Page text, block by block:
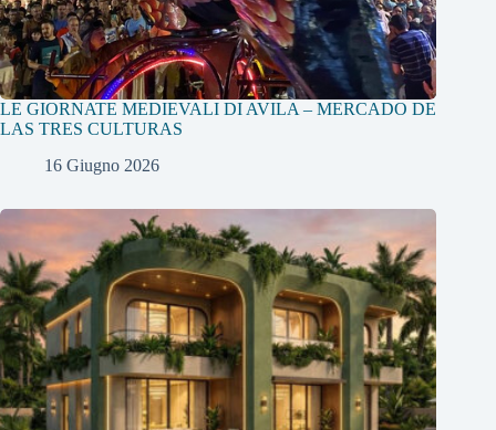
LE GIORNATE MEDIEVALI DI AVILA – MERCADO DE
LAS TRES CULTURAS
16 Giugno 2026